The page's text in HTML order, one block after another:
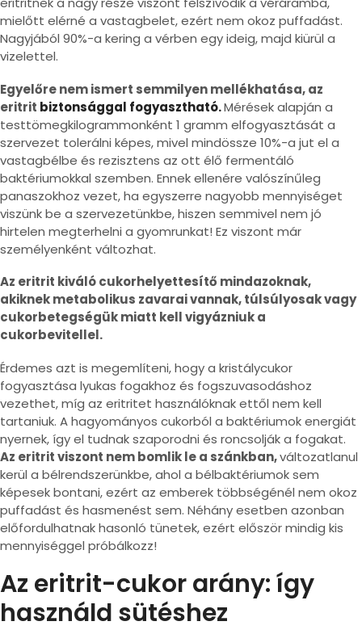
mielőtt elérné a vastagbelet, ezért nem okoz puffadást.
Nagyjából 90%-a kering a vérben egy ideig, majd kiürül a
vizelettel.
Egyelőre nem ismert semmilyen mellékhatása, az
eritrit biztonsággal fogyasztható.Mérések alapján a
testtömegkilogrammonként 1 gramm elfogyasztását a
szervezet tolerálni képes, mivel mindössze 10%-a jut el a
vastagbélbe és rezisztens az ott élő fermentáló
baktériumokkal szemben. Ennek ellenére valószínűleg
panaszokhoz vezet, ha egyszerre nagyobb mennyiséget
viszünk be a szervezetünkbe, hiszen semmivel nem jó
hirtelen megterhelni a gyomrunkat! Ez viszont már
személyenként változhat.
Az eritrit kiváló cukorhelyettesítő mindazoknak,
akiknek metabolikus zavarai vannak, túlsúlyosak vagy
cukorbetegségük miatt kell vigyázniuk a
cukorbevitellel.
Érdemes azt is megemlíteni, hogy a kristálycukor
fogyasztása lyukas fogakhoz és fogszuvasodáshoz
vezethet, míg az eritritet használóknak ettől nem kell
tartaniuk. A hagyományos cukorból a baktériumok energiát
nyernek, így el tudnak szaporodni és roncsolják a fogakat.
Az eritrit viszont nem bomlik le a szánkban,változatlanul
kerül a bélrendszerünkbe, ahol a bélbaktériumok sem
képesek bontani, ezért az emberek többségénél nem okoz
puffadást és hasmenést sem. Néhány esetben azonban
előfordulhatnak hasonló tünetek, ezért először mindig kis
mennyiséggel próbálkozz!
Az eritrit-cukor arány: így
használd sütéshez